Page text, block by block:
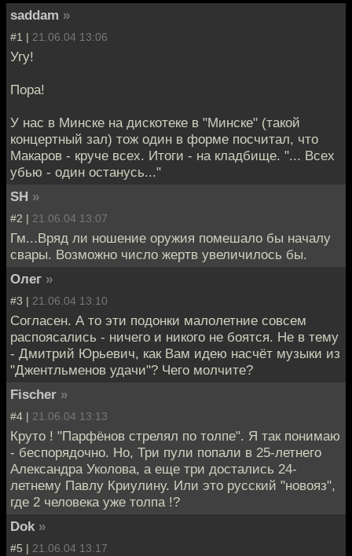
saddam »
#1 | 21.06.04 13:06
Угу!
Пора!
У нас в Минске на дискотеке в "Минске" (такой
концертный зал) тож один в форме посчитал, что
Макаров - круче всех. Итоги - на кладбище. "... Всех
убью - один останусь..."
SH »
#2 | 21.06.04 13:07
Гм...Вряд ли ношение оружия помешало бы началу
свары. Возможно число жертв увеличилось бы.
Олег »
#3 | 21.06.04 13:10
Согласен. А то эти подонки малолетние совсем
распоясались - ничего и никого не боятся. Не в тему
- Дмитрий Юрьевич, как Вам идею насчёт музыки из
"Джентльменов удачи"? Чего молчите?
Fischer »
#4 | 21.06.04 13:13
Круто ! "Парфёнов стрелял по толпе". Я так понимаю
- беспорядочно. Но, Три пули попали в 25-летнего
Александра Уколова, а еще три достались 24-
летнему Павлу Криулину. Или это русский "новояз",
где 2 человека уже толпа !?
Dok »
#5 | 21.06.04 13:17